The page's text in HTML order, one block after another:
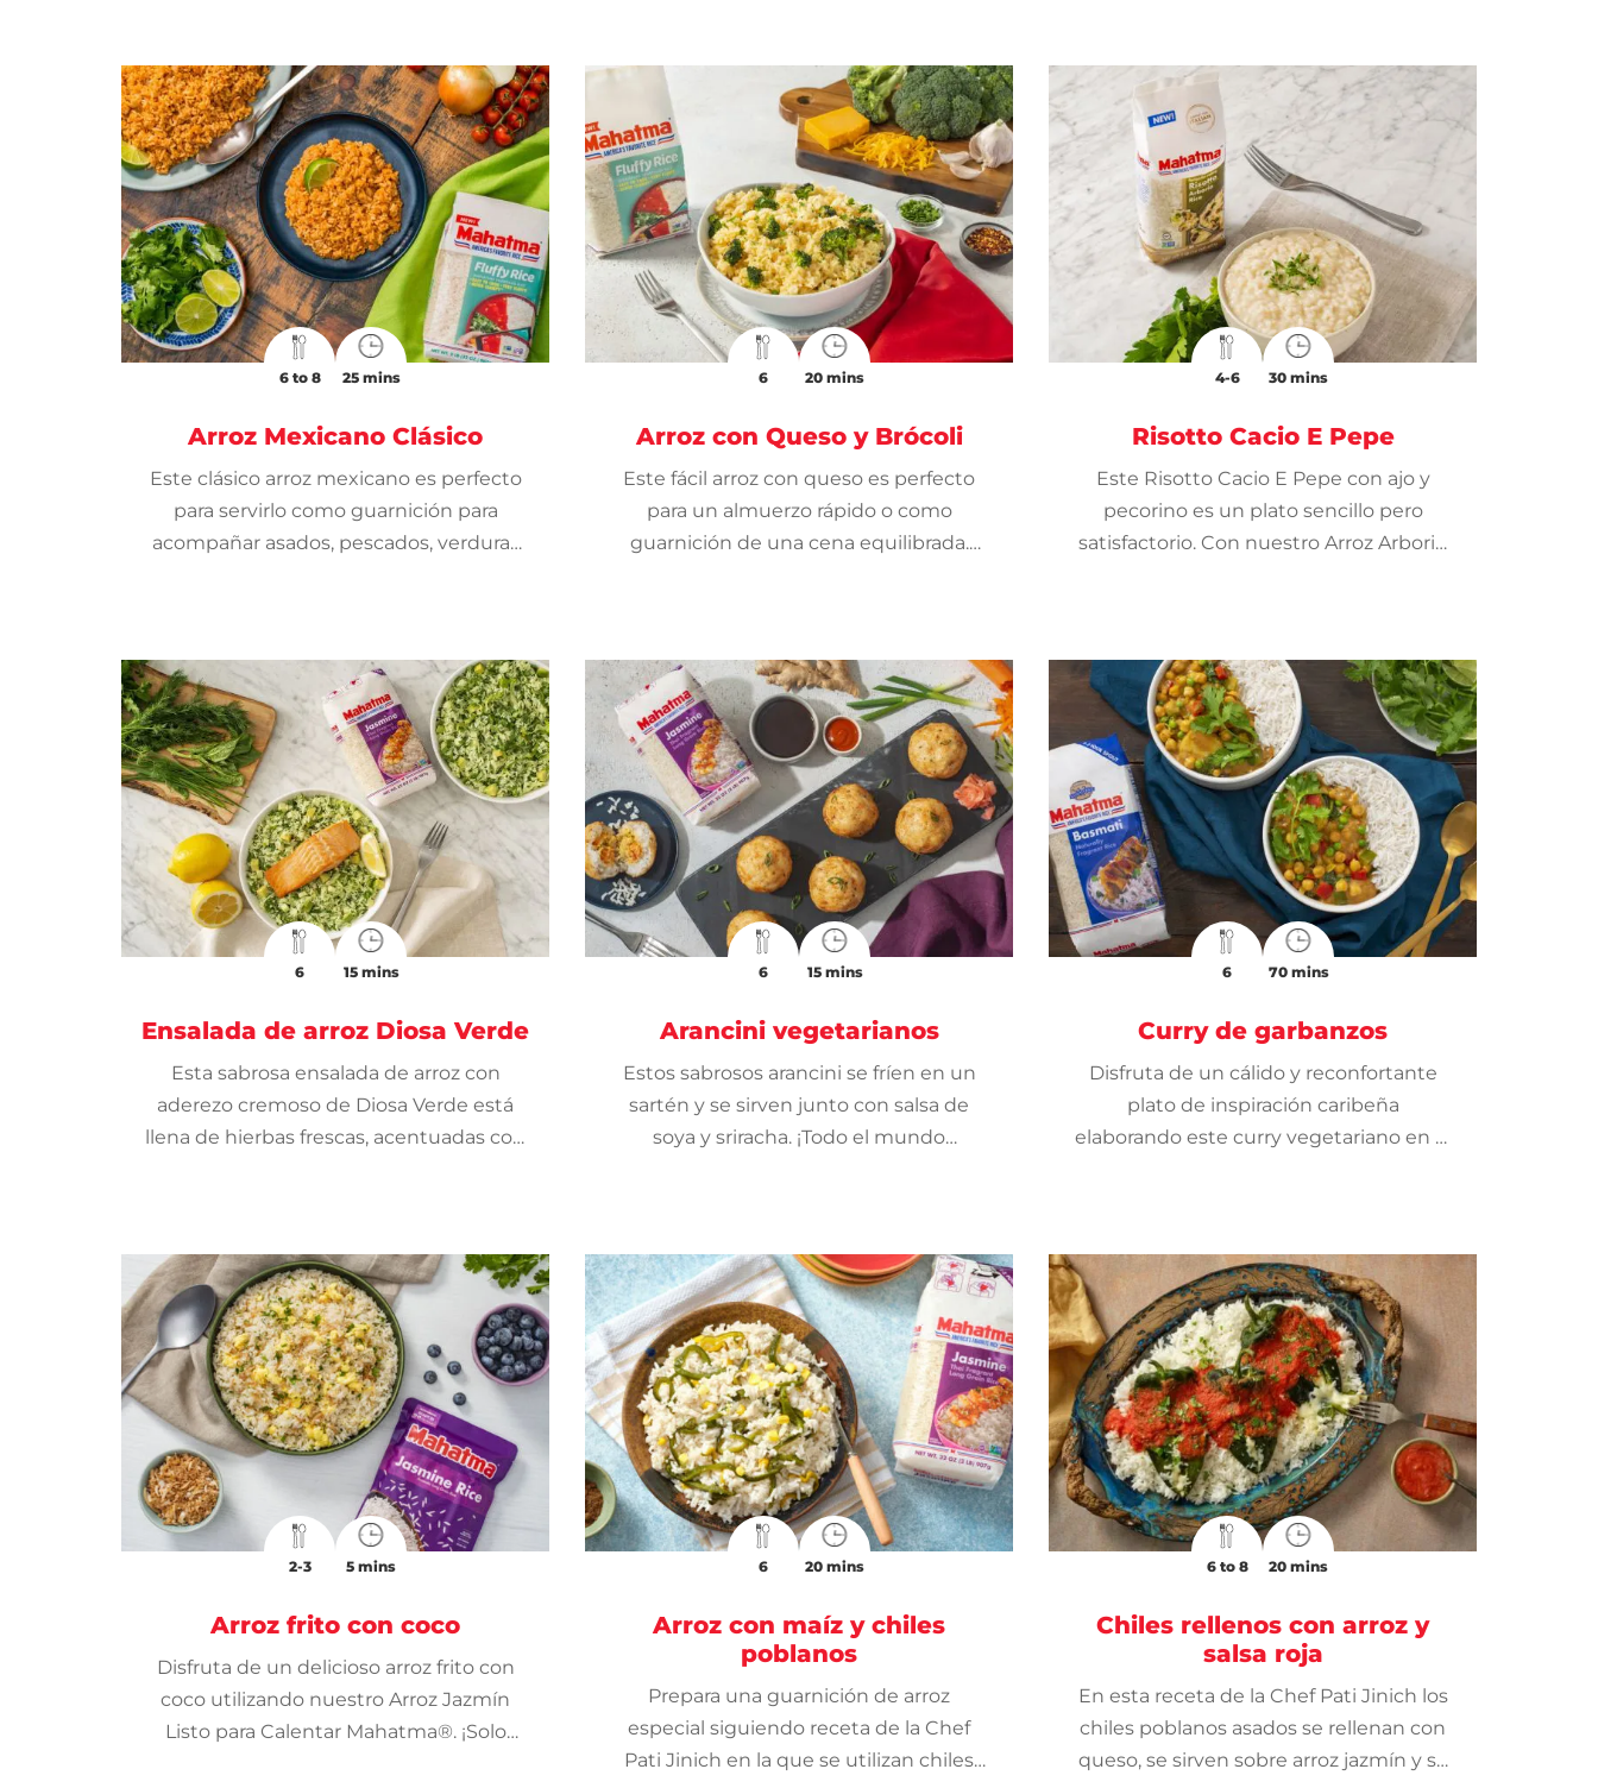
6 to 8 25 mins
Arroz Mexicano Clásico
Este clásico arroz mexicano es perfecto
para servirlo como guarnición para
acompañar asados, pescados, verduras
6 20 mins
Arroz con Queso y Brócoli
Este fácil arroz con queso es perfecto
para un almuerzo rápido o como
guarnición de una cena equilibrada.
4-6 30 mins
Risotto Cacio E Pepe
Este Risotto Cacio E Pepe con ajo y
pecorino es un plato sencillo pero
satisfactorio. Con nuestro Arroz Arborio
6 15 mins
Ensalada de arroz Diosa Verde
Esta sabrosa ensalada de arroz con
aderezo cremoso de Diosa Verde está
llena de hierbas frescas, acentuadas con
6 15 mins
Arancini vegetarianos
Estos sabrosos arancini se fríen en un
sartén y se sirven junto con salsa de
soya y sriracha. ¡Todo el mundo
6 70 mins
Curry de garbanzos
Disfruta de un cálido y reconfortante
plato de inspiración caribeña
elaborando este curry vegetariano en el
2-3 5 mins
Arroz frito con coco
Disfruta de un delicioso arroz frito con
coco utilizando nuestro Arroz Jazmín
Listo para Calentar Mahatma®. ¡Solo
6 20 mins
Arroz con maíz y chiles
poblanos
Prepara una guarnición de arroz
especial siguiendo receta de la Chef
Pati Jinich en la que se utilizan chiles
6 to 8 20 mins
Chiles rellenos con arroz y
salsa roja
En esta receta de la Chef Pati Jinich los
chiles poblanos asados se rellenan con
queso, se sirven sobre arroz jazmín y se